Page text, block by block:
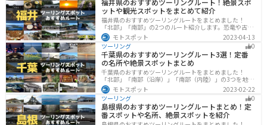
福井県のおすすめツーリングルート！絶景スポ
ットや観光スポットをまとめて紹介
福井県のおすすめツーリングルートをまとめました！
「北部」「南部」の2つのルート紹介します。恐竜や古代
遺跡、温泉地など魅力に溢れるスポットが多数ありま
す。バイクで福井県にツーリングに行く際は参考にして
ください。
モトスポット
2023-04-13
ツーリング
0
千葉県のおすすめツーリングルート3選！定番
の名所や絶景スポットまとめ
千葉県のおすすめツーリングルートをまとめました！
「北部」「南部（沿岸）」「南部（内陸）」の3つを地域
別で紹介します！千葉は首都圏からのアクセスも良く、
海と山どちらも堪能できるのでツーリングには最適な場
所です。
モトスポット
2023-02-22
ツーリング
0
島根県のおすすめツーリングルートまとめ！定
番スポットや名所、絶景スポットを紹介